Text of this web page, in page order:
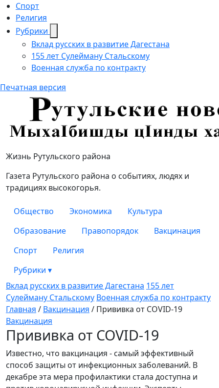
Спорт
Религия
Рубрики
Вклад русских в развитие Дагестана
155 лет Сулейману Стальскому
Военная служба по контракту
Печатная версия
Рутульские новости
Жизнь Рутульского района
Газета Рутульского района о событиях, людях и
традициях высокогорья.
Общество Экономика
Культура
Образование
Правопорядок
Вакцинация
Спорт
Религия
Рубрики ▾
Вклад русских в развитие Дагестана 155 лет
Сулейману Стальскому Военная служба по контракту
Главная / Вакцинация / Прививка от COVID-19
Вакцинация
Прививка от COVID-19
Известно, что вакцинация - самый эффективный
способ защиты от инфекционных заболеваний. В
декабре эта мера профилактики стала доступна и